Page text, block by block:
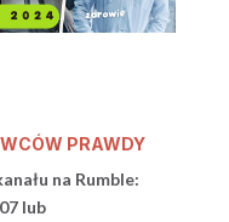
PRAWDY
na Rumble:
lub